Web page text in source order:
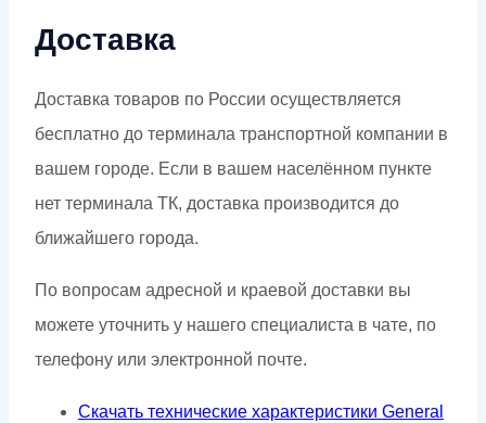
Доставка
Доставка товаров по России осуществляется
бесплатно до терминала транспортной компании в
вашем городе. Если в вашем населённом пункте
нет терминала ТК, доставка производится до
ближайшего города.
По вопросам адресной и краевой доставки вы
можете уточнить у нашего специалиста в чате, по
телефону или электронной почте.
Скачать технические характеристики General